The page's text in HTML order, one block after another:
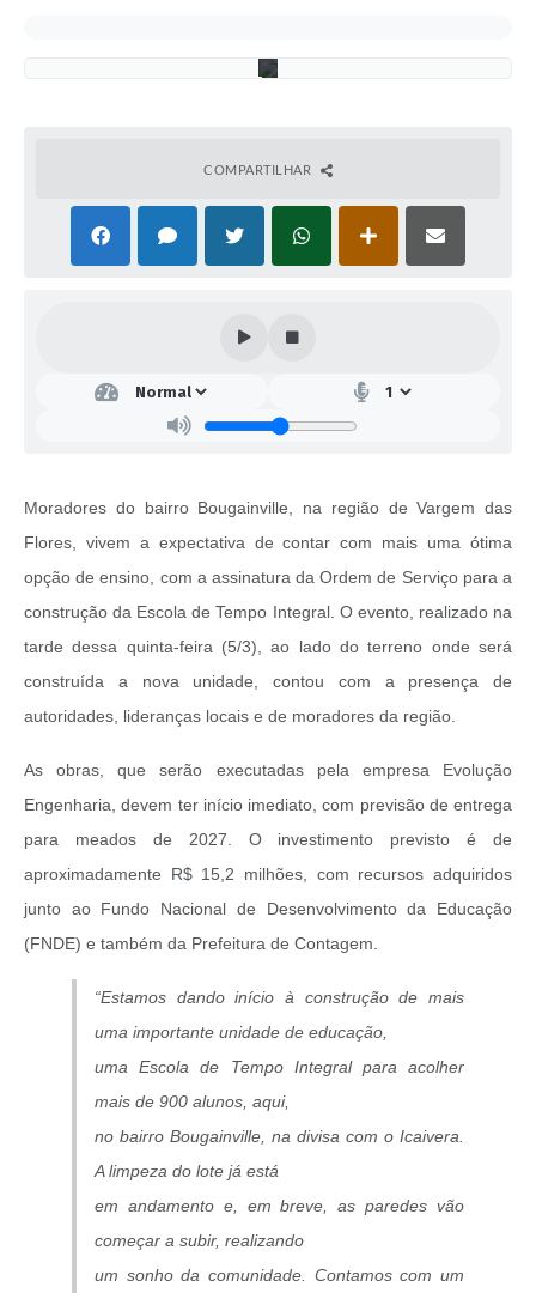
COMPARTILHAR
Moradores do bairro Bougainville, na região de Vargem das
Flores, vivem a expectativa de contar com mais uma ótima
opção de ensino, com a assinatura da Ordem de Serviço para a
construção da Escola de Tempo Integral. O evento, realizado na
tarde dessa quinta-feira (5/3), ao lado do terreno onde será
construída a nova unidade, contou com a presença de
autoridades, lideranças locais e de moradores da região.
As obras, que serão executadas pela empresa Evolução
Engenharia, devem ter início imediato, com previsão de entrega
para meados de 2027. O investimento previsto é de
aproximadamente R$ 15,2 milhões, com recursos adquiridos
junto ao Fundo Nacional de Desenvolvimento da Educação
(FNDE) e também da Prefeitura de Contagem.
“Estamos dando início à construção de mais
uma importante unidade de educação,
uma Escola de Tempo Integral para acolher
mais de 900 alunos, aqui,
no bairro Bougainville, na divisa com o Icaivera.
A limpeza do lote já está
em andamento e, em breve, as paredes vão
começar a subir, realizando
um sonho da comunidade. Contamos com um